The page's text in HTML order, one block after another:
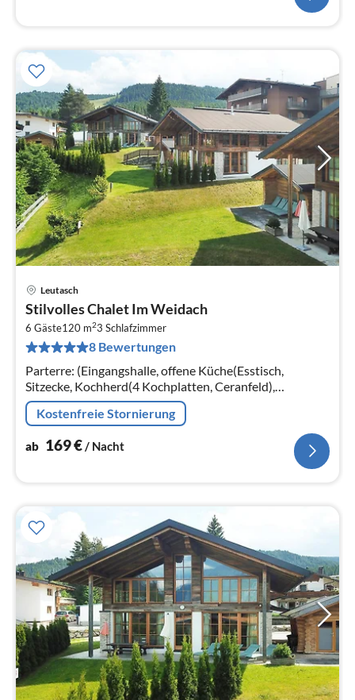
Leutasch
Stilvolles Chalet Im Weidach
6 Gäste120 m23 Schlafzimmer
8 Bewertungen
Parterre: (Eingangshalle, offene Küche(Esstisch,
Sitzecke, Kochherd(4 Kochplatten, Ceranfeld),
Kaffeemaschine, Backofen, Spülmaschine, Kühlschrank)
Kostenfreie Stornierung
ab 169€/ Nacht